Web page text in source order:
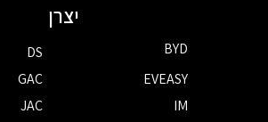
יצרן
BYD
DS
EVEASY
GAC
IM
JAC